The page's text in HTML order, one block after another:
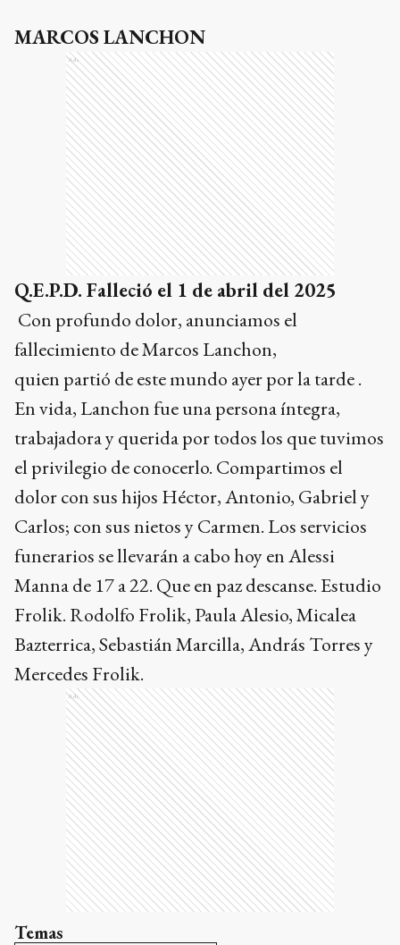
MARCOS LANCHON
Ads
Q.E.P.D. Falleció el 1 de abril del 2025
Con profundo dolor, anunciamos el
fallecimiento de Marcos Lanchon,
quien partió de este mundo ayer por la tarde .
En vida, Lanchon fue una persona íntegra,
trabajadora y querida por todos los que tuvimos
el privilegio de conocerlo. Compartimos el
dolor con sus hijos Héctor, Antonio, Gabriel y
Carlos; con sus nietos y Carmen. Los servicios
funerarios se llevarán a cabo hoy en Alessi
Manna de 17 a 22. Que en paz descanse. Estudio
Frolik. Rodolfo Frolik, Paula Alesio, Micalea
Bazterrica, Sebastián Marcilla, András Torres y
Mercedes Frolik.
Ads
Temas